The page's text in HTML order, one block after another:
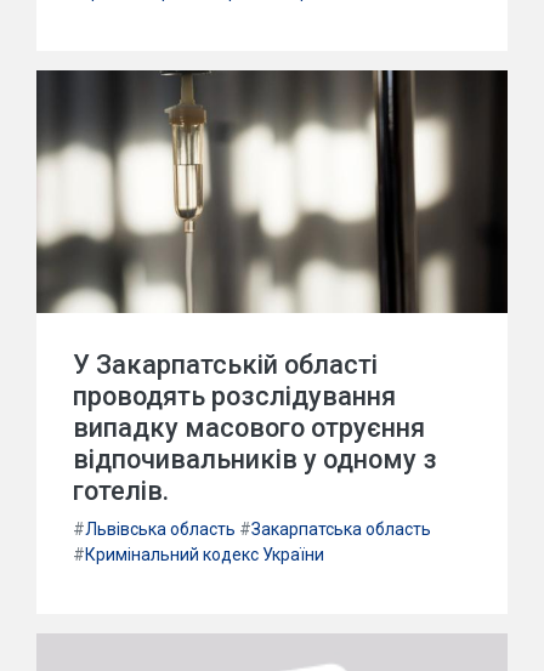
У Закарпатській області
проводять розслідування
випадку масового отруєння
відпочивальників у одному з
готелів.
#Львівська область #Закарпатська область
#Кримінальний кодекс України